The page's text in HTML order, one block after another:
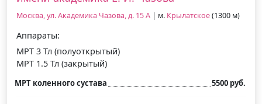
Москва, ул. Академика Чазова, д. 15 А | м. Крылатское(1300 м)
Аппараты:
МРТ 3 Тл (полуоткрытый)
МРТ 1.5 Тл (закрытый)
МРТ коленного сустава 5500 руб.